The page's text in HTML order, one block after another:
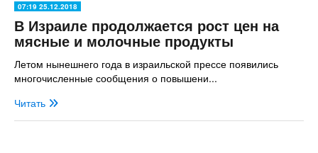
07:19 25.12.2018
В Израиле продолжается рост цен на
мясные и молочные продукты
Летом нынешнего года в израильской прессе появились
многочисленные сообщения о повышени...
Читать